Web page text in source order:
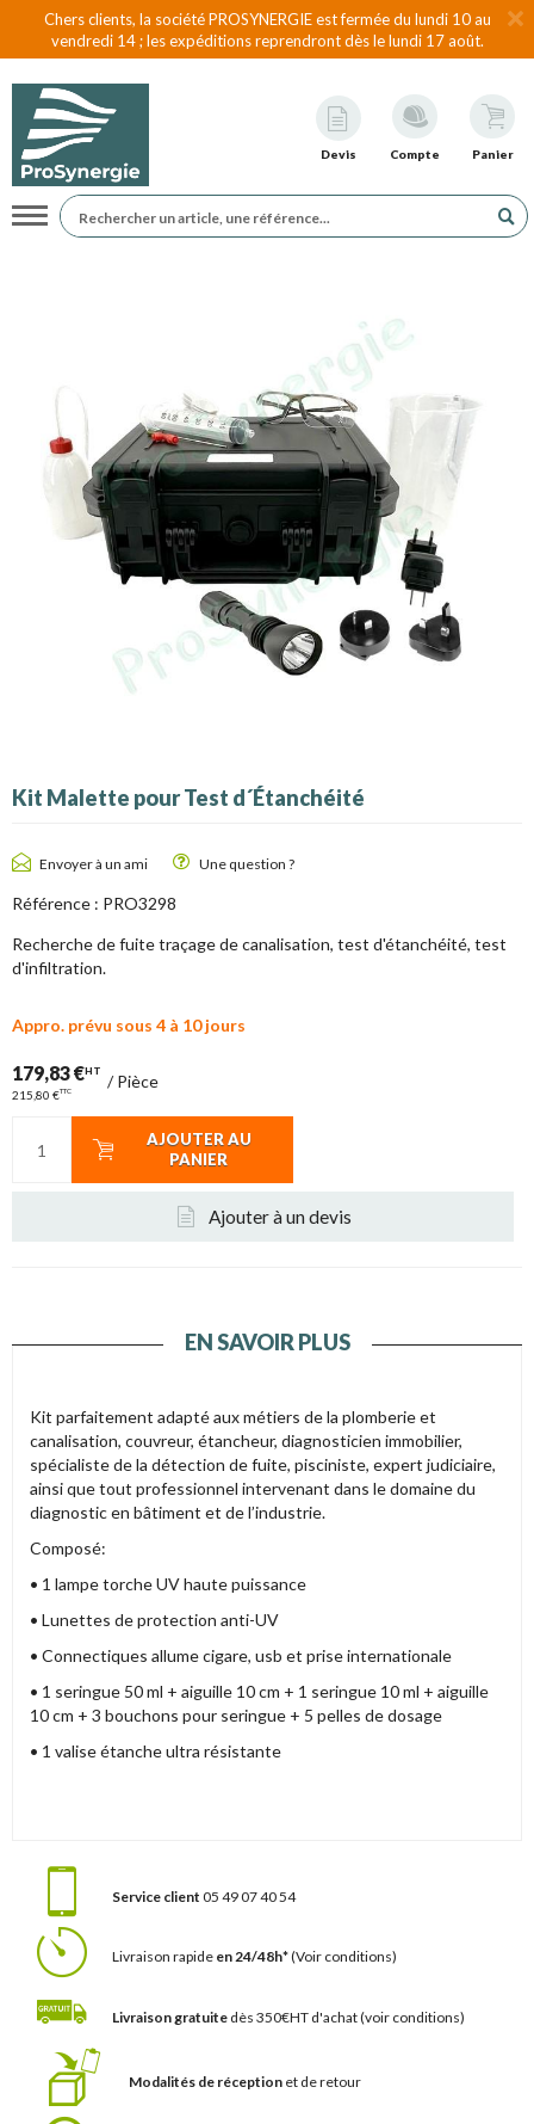
Chers clients, la société PROSYNERGIE est fermée du lundi 10 au
vendredi 14 ; les expéditions reprendront dès le lundi 17 août.
Devis Compte Panier
Navigation
Kit Malette pour Test d´Étanchéité
Envoyer à un ami Une question ?
Référence : PRO3298
Recherche de fuite traçage de canalisation, test d'étanchéité, test
d'infiltration.
Appro. prévu sous 4 à 10 jours
179,83 €HT
215,80 €TTC /Pièce
AJOUTER AU
PANIER
Ajouter à un devis
EN SAVOIR PLUS
Kit parfaitement adapté aux métiers de la plomberie et
canalisation, couvreur, étancheur, diagnosticien immobilier,
spécialiste de la détection de fuite, pisciniste, expert judiciaire,
ainsi que tout professionnel intervenant dans le domaine du
diagnostic en bâtiment et de l’industrie.
Composé:
• 1 lampe torche UV haute puissance
• Lunettes de protection anti-UV
• Connectiques allume cigare, usb et prise internationale
• 1 seringue 50 ml + aiguille 10 cm + 1 seringue 10 ml + aiguille
10 cm + 3 bouchons pour seringue + 5 pelles de dosage
• 1 valise étanche ultra résistante
Service client 05 49 07 40 54
Livraison rapide en 24/48h*(Voir conditions)
Livraison gratuite dès 350€HT d'achat(voir conditions)
Modalités de réception et de retour